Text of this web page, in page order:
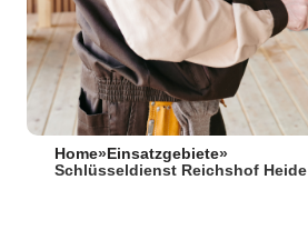
Home» Einsatzgebiete»
Schlüsseldienst Reichshof Heide